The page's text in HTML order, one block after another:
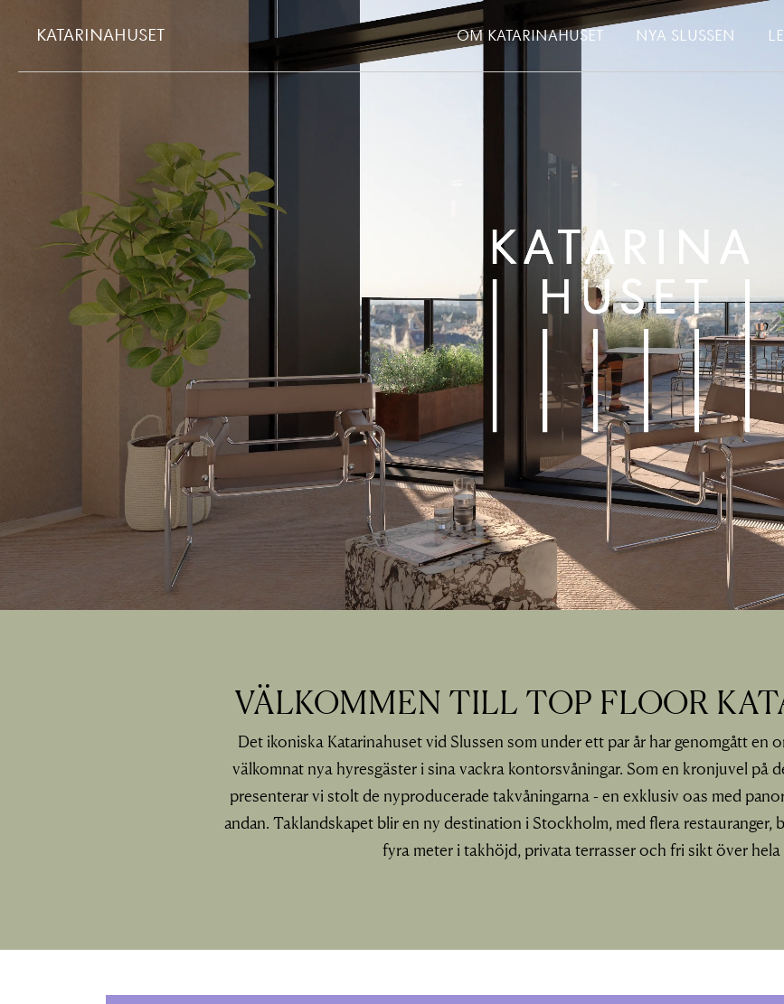
KATARINAHUSET OM KATARINAHUSET NYA SLUSSEN
VÄLKOMMEN TILL TOP FLOOR
Det ikoniska Katarinahuset vid Slussen som under ett par år har genomgått en
välkomnat nya hyresgäster i sina vackra kontorsvåningar. Som en kronjuvel på
presenterar vi stolt de nyproducerade takvåningarna - en exklusiv oas med
andan. Taklandskapet blir en ny destination i Stockholm, med flera restauranger,
fyra meter i takhöjd, privata terrasser och fri sikt över hela